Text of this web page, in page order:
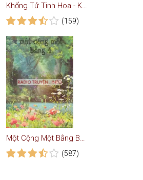
Khổng Tử Tinh Hoa - Kỹ Năng Sống
(159)
Một Cộng Một Bằng Bốn - Truyện Ngôn Tình
(587)